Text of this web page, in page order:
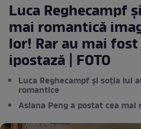
Luca Reghecampf
mai romantică
lor! Rar au mai
ipostază | FOTO
Luca Reghecampf și soția lui
romantice
Asiana Peng a postat cea